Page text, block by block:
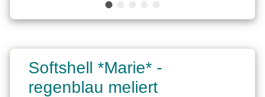
Softshell *Marie* -
regenblau meliert